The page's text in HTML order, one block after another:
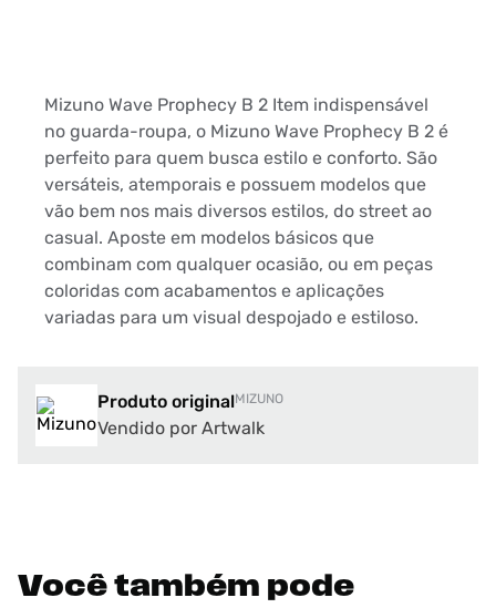
Mizuno Wave Prophecy B 2 Item indispensável
no guarda-roupa, o Mizuno Wave Prophecy B 2 é
perfeito para quem busca estilo e conforto. São
versáteis, atemporais e possuem modelos que
vão bem nos mais diversos estilos, do street ao
casual. Aposte em modelos básicos que
combinam com qualquer ocasião, ou em peças
coloridas com acabamentos e aplicações
variadas para um visual despojado e estiloso.
Produto originalMIZUNO
Vendido por Artwalk
Você também pode